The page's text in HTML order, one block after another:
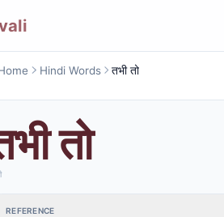
Hindi Words तभी तो
तो
REFERENCE